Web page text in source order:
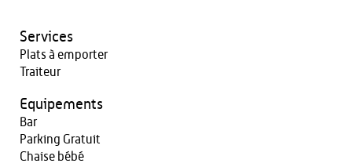
Services
Plats à emporter
Traiteur
Equipements
Bar
Parking Gratuit
Chaise bébé